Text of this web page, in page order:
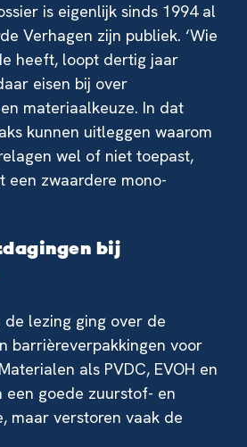
is eigenlijk sinds 1994 al
Verhagen zijn publiek. ‘Wie
heeft, loopt dertig jaar
eisen bij over
materiaalkeuze. In dat
kunnen uitleggen waarom
wel of niet toepast,
een zwaardere mono-
bij
lezing ging over de
barrièreverpakkingen voor
als PVDC, EVOH en
een goede zuurstof- en
maar verstoren vaak de